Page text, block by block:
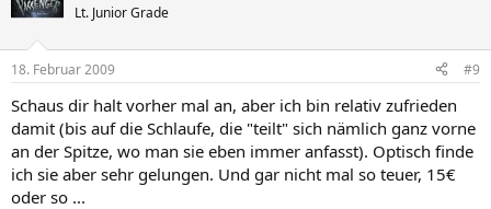
Lt. Junior Grade
18. Februar 2009 #9
Schaus dir halt vorher mal an, aber ich bin relativ zufrieden
damit (bis auf die Schlaufe, die "teilt" sich nämlich ganz vorne
an der Spitze, wo man sie eben immer anfasst). Optisch finde
ich sie aber sehr gelungen. Und gar nicht mal so teuer, 15€
oder so ...